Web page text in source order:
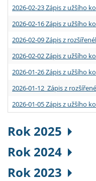
2026-02-23 Zápis z užšího
2026-02-16 Zápis z užšího
2026-02-09 Zápis z
2026-02-02 Zápis z užšího
2026-01-26 Zápis z užšího
2026-01-12 Zápis z
2026-01-05 Zápis z užšího
Rok 2025
Rok 2024
Rok 2023